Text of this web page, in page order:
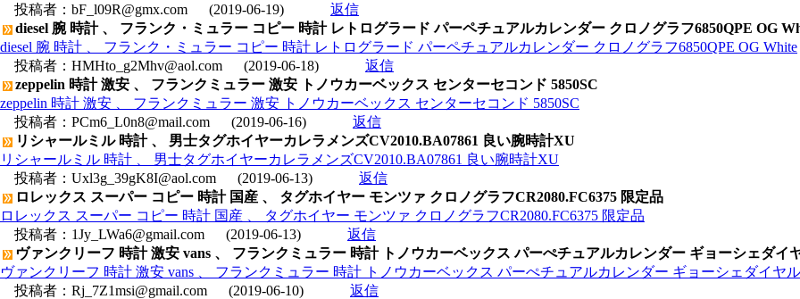
投稿者： bF_l09R@gmx.com (2019-06-19)
返信
diesel 腕 時計 、 フランク・ミュラー コピー 時計 レトログラード パーペチュアルカレンダー クロノグラフ6850QPE OG
diesel 腕 時計 、 フランク・ミュラー コピー 時計 レトログラード パーペチュアルカレンダー クロノグラフ6850QPE OG White
投稿者： HMHto_g2Mhv@aol.com (2019-06-18)
返信
zeppelin 時計 激安 、 フランクミュラー 激安 トノウカーベックス センターセコンド 5850SC
zeppelin 時計 激安 、 フランクミュラー 激安 トノウカーベックス センターセコンド 5850SC
投稿者： PCm6_L0n8@mail.com (2019-06-16)
返信
リシャールミル 時計 、 男士タグホイヤーカレラメンズCV2010.BA07861 良い腕時計XU
リシャールミル 時計 、 男士タグホイヤーカレラメンズCV2010.BA07861 良い腕時計XU
投稿者： Uxl3g_39gK8I@aol.com (2019-06-13)
返信
ロレックス スーパー コピー 時計 国産 、 タグホイヤー モンツァ クロノグラフCR2080.FC6375 限定品
ロレックス スーパー コピー 時計 国産 、 タグホイヤー モンツァ クロノグラフCR2080.FC6375 限定品
投稿者： 1Jy_LWa6@gmail.com (2019-06-13)
返信
ヴァンクリーフ 時計 激安 vans 、 フランクミュラー 時計 トノウカーベックス パーぺチュアルカレンダー ギョーシェダイ
ヴァンクリーフ 時計 激安 vans 、 フランクミュラー 時計 トノウカーベックス パーぺチュアルカレンダー ギョーシェダイヤ
投稿者： Rj_7Z1msi@gmail.com (2019-06-10)
返信